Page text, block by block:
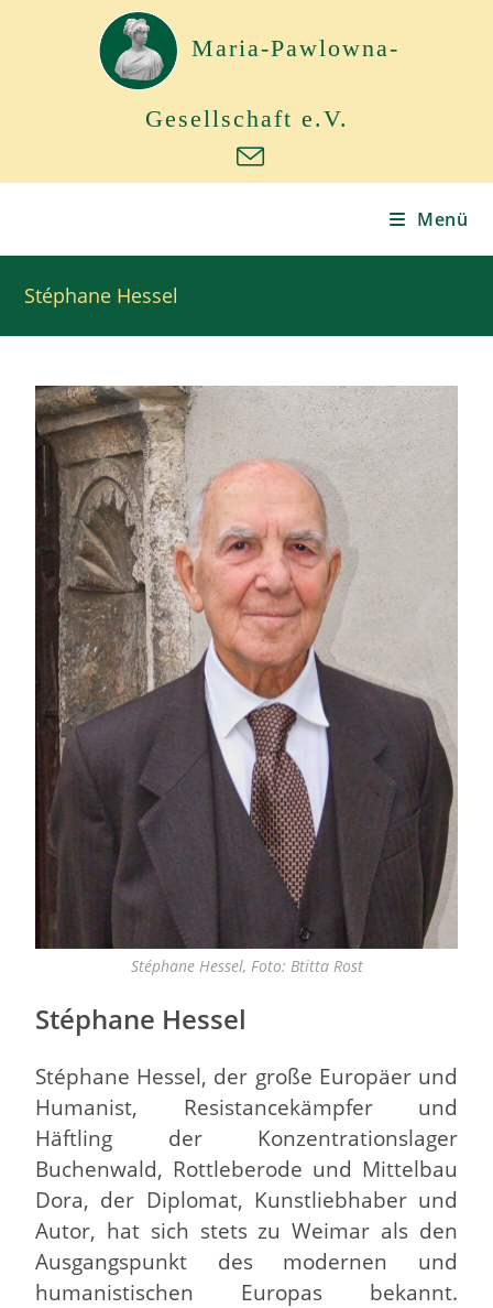
Maria-Pawlowna-
Gesellschaft e.V.
Menü
Stéphane Hessel
Stéphane Hessel, Foto: Btitta Rost
Stéphane Hessel
Stéphane Hessel, der große Europäer und
Humanist, Resistancekämpfer und
Häftling der Konzentrationslager
Buchenwald, Rottleberode und Mittelbau
Dora, der Diplomat, Kunstliebhaber und
Autor, hat sich stets zu Weimar als den
Ausgangspunkt des modernen und
humanistischen Europas bekannt.